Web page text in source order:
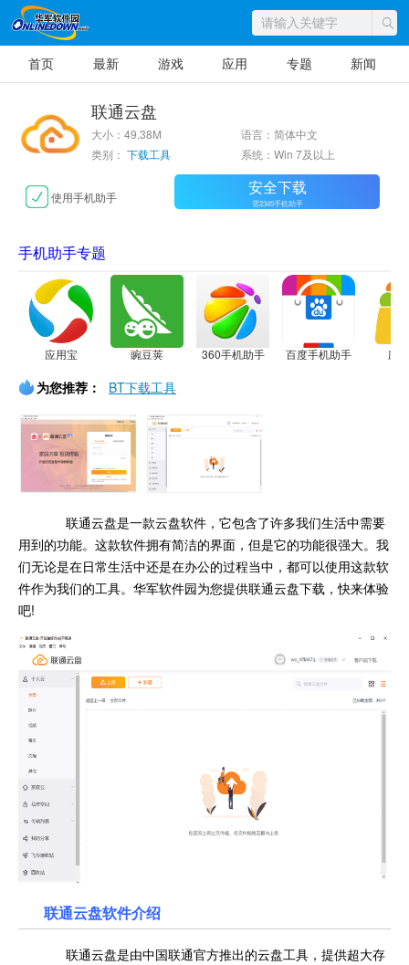
首页 最新 游戏 应用 专题 新闻
联通云盘
大小：49.38M
语言：简体中文
类别： 下载工具 系统：Win 7及以上
使用手机助手 安全下载
需2345手机助手
手机助手专题
应用宝 豌豆荚 360手机助手 百度手机助手 应
为您推荐： BT下载工具
联通云盘是一款云盘软件，它包含了许多我们生活中需要
用到的功能。这款软件拥有简洁的界面，但是它的功能很强大。我
们无论是在日常生活中还是在办公的过程当中，都可以使用这款软
件作为我们的工具。华军软件园为您提供联通云盘下载，快来体验
吧!
联通云盘软件介绍
联通云盘是由中国联通官方推出的云盘工具，提供超大存